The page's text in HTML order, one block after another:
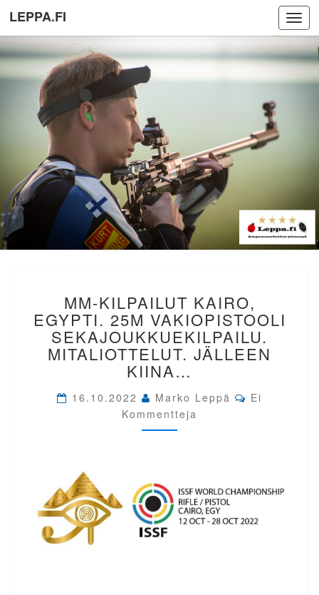
LEPPA.FI
KILPAILUT
KAIRO,
EGYPTI.
25M
VAKIOPISTOOLI
SEKAJOUKKUEKILPAILU.
JÄLLEEN
KIINA…
MM-KILPAILUT KAIRO,
EGYPTI. 25M VAKIOPISTOOLI
SEKAJOUKKUEKILPAILU.
MITALIOTTELUT. JÄLLEEN
KIINA…
16.10.2022 Marko Leppä Comments
Ei
Kommentteja